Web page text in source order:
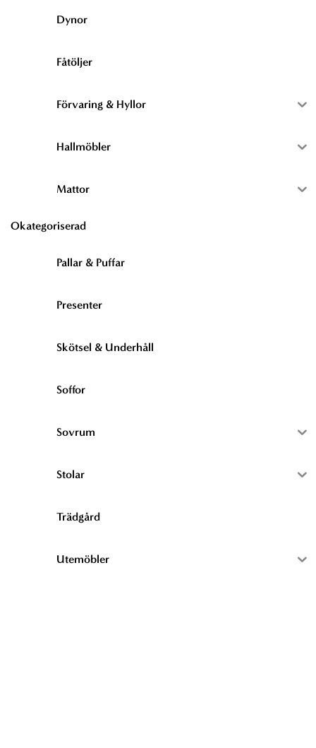
Dynor
Fåtöljer
Förvaring & Hyllor
Hallmöbler
Mattor
Okategoriserad
Pallar & Puffar
Presenter
Skötsel & Underhåll
Soffor
Sovrum
Stolar
Trädgård
Utemöbler